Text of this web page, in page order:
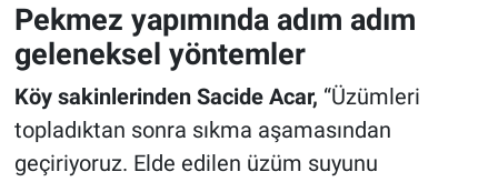
Pekmez yapımında adım adım
geleneksel yöntemler
Köy sakinlerinden Sacide Acar, “Üzümleri
topladıktan sonra sıkma aşamasından
geçiriyoruz. Elde edilen üzüm suyunu